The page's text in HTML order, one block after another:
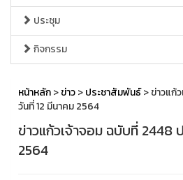
ประชุม
กิจกรรม
หน้าหลัก>ข่าว>ประชาสัมพันธ์> ข่าวแก้
วันที่ 12 มีนาคม 2564
ข่าวแก้วเจ้าจอม ฉบับที่ 2448
2564